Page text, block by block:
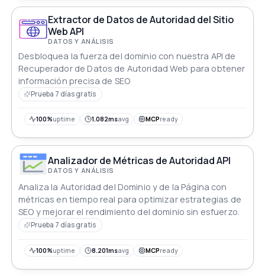
Extractor de Datos de Autoridad del Sitio
Web API
DATOS Y ANÁLISIS
Desbloquea la fuerza del dominio con nuestra API de
Recuperador de Datos de Autoridad Web para obtener
información precisa de SEO
Prueba 7 días gratis
100%uptime 1.082msavg MCPready
Analizador de Métricas de Autoridad API
DATOS Y ANÁLISIS
Analiza la Autoridad del Dominio y de la Página con
métricas en tiempo real para optimizar estrategias de
SEO y mejorar el rendimiento del dominio sin esfuerzo.
Prueba 7 días gratis
100%uptime 8.201msavg MCPready